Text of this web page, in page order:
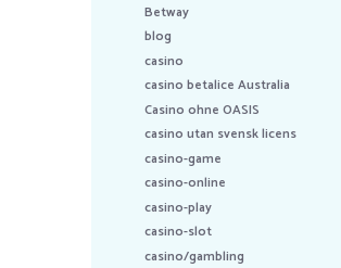
Betway
blog
casino
casino betalice Australia
Casino ohne OASIS
casino utan svensk licens
casino-game
casino-online
casino-play
casino-slot
casino/gambling